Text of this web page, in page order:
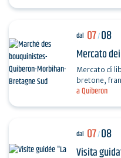
a Quiberon
dal 07/08
Mercato
Mercato di
bretone,
le epoche e
dal 07/08
Visita